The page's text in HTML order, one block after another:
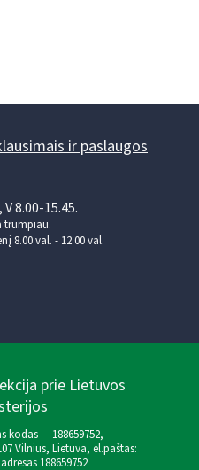
ir paslaugos
8.00-15.45.
trumpiau.
8.00 val. - 12.00 val.
prie Lietuvos
kodas — 188659752,
Vilnius, Lietuva, el.paštas:
188659752